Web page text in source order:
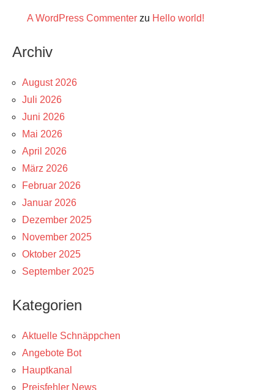
A WordPress Commenter zu Hello world!
Archiv
August 2026
Juli 2026
Juni 2026
Mai 2026
April 2026
März 2026
Februar 2026
Januar 2026
Dezember 2025
November 2025
Oktober 2025
September 2025
Kategorien
Aktuelle Schnäppchen
Angebote Bot
Hauptkanal
Preisfehler News